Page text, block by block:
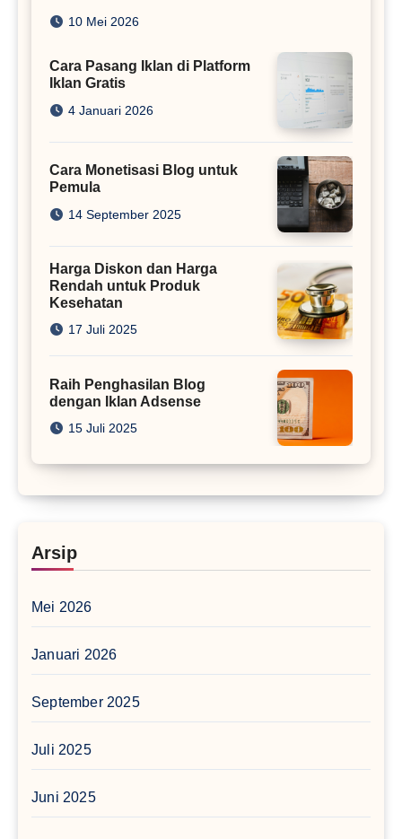
Juta
10 Mei 2026
Cara Pasang Iklan di Platform
Iklan Gratis
4 Januari 2026
Cara Monetisasi Blog untuk
Pemula
14 September 2025
Harga Diskon dan Harga
Rendah untuk Produk
Kesehatan
17 Juli 2025
Raih Penghasilan Blog
dengan Iklan Adsense
15 Juli 2025
Arsip
Mei 2026
Januari 2026
September 2025
Juli 2025
Juni 2025